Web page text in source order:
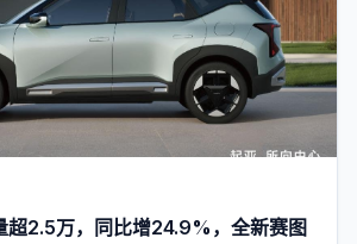
超2.5万，同比增24.9%，全新赛图